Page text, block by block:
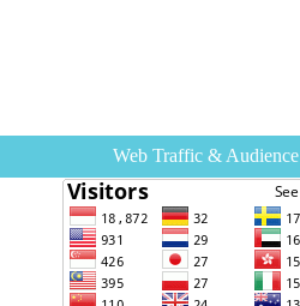
Web Traffic & Audience